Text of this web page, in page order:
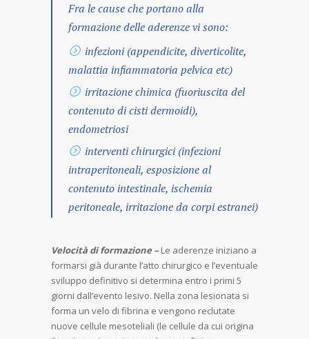
Fra le cause che portano alla
formazione delle aderenze vi sono:
infezioni (appendicite, diverticolite,
malattia infiammatoria pelvica etc)
irritazione chimica (fuoriuscita del
contenuto di cisti dermoidi),
endometriosi
interventi chirurgici (infezioni
intraperitoneali, esposizione al
contenuto intestinale, ischemia
peritoneale, irritazione da corpi estranei)
Velocità di formazione – Le aderenze iniziano a
formarsi già durante l’atto chirurgico e l’eventuale
sviluppo definitivo si determina entro i primi 5
giorni dall’evento lesivo. Nella zona lesionata si
forma un velo di fibrina e vengono reclutate
nuove cellule mesoteliali (le cellule da cui origina